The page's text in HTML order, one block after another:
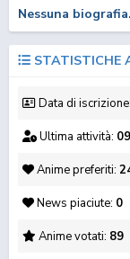
Solo Camping for Two
MOVIE
Ishi Okoshi ...
Nessuna biografia.
STATISTICHE
Data di iscrizione:
Ultima attività:
Anime preferiti:
News piaciute: 0
Anime votati: 89